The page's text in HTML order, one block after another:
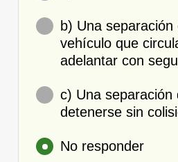
b) Una
vehículo que
adelantar con
c) Una separación
detenerse sin
No responder